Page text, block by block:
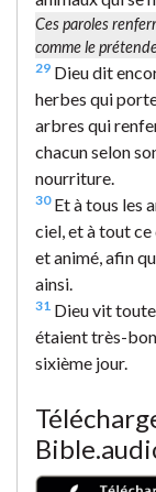
Ces paroles
comme le
29 Dieu dit
herbes qui
arbres qui
chacun selon
nourriture.
30Et à tous les
ciel, et à tout
et animé, afin
ainsi.
31 Dieu vit
étaient très-
sixième jour.